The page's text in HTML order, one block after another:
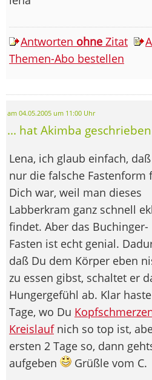
Antworten ohne Zitat
Themen-Abo bestellen
am 04.05.2005 um 11:00 Uhr
... hat Akimba
Lena, ich glaub einfach,
nur die falsche Fastenform
Dich war, weil man dieses
Labberkram ganz schnell
findet. Aber das Buchinger-
Fasten ist echt genial.
daß Du dem Körper eben
zu essen gibst, schaltet er
Hungergefühl ab. Klar
Tage, wo Du
Kreislaufnich so top ist,
ersten 2 Tage so, dann
aufgeben
Grüßle vom C.